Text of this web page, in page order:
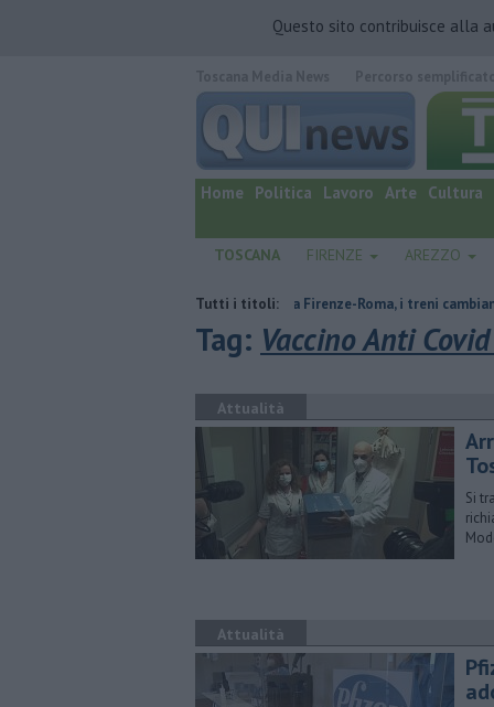
Questo sito contribuisce alla
quotidiano online.
Home Politica Lavoro Arte Cultura
TOSCANA FIRENZE AREZZO
Tutti i titoli:
Lavori sulla Firenze-Roma, i treni cambiano orario
Tag: Vaccino Anti
Attualità
Si
Attualità